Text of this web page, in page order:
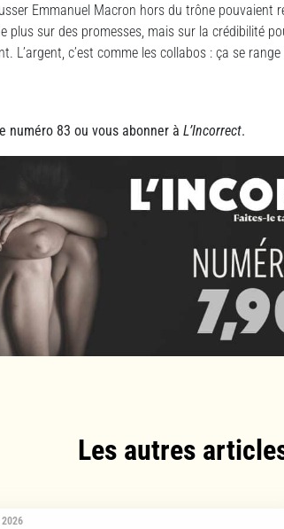
Emmanuel Macron hors du trône pouvaient
plus sur des promesses, mais sur la crédibilité
L’argent, c’est comme les collabos : ça se
numéro 83 ou vous abonner à L’Incorrect.
Les autres